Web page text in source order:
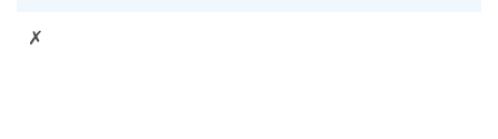
✗